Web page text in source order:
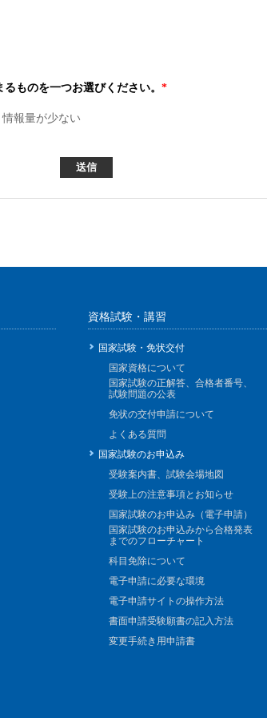
ものを一つお選びください。 *
情報量が少ない
資格試験・講習
国家試験・免状交付
国家資格について
国家試験の正解答、合格者番号、
試験問題の公表
免状の交付申請について
よくある質問
国家試験のお申込み
受験案内書、試験会場地図
受験上の注意事項とお知らせ
国家試験のお申込み（電子申請）
国家試験のお申込みから合格発表
までのフローチャート
科目免除について
電子申請に必要な環境
電子申請サイトの操作方法
書面申請受験願書の記入方法
変更手続き用申請書